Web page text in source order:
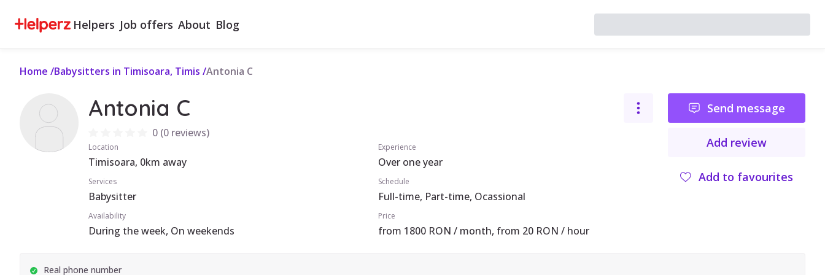
Helpers Job offers About Blog
Home /Babysitters in Timisoara, Timis /Antonia C
Antonia C
0(0 reviews)
Location
Timisoara, 0km away
Experience
Over one year
Services
Babysitter
Schedule
Full-time, Part-time, Ocassional
Availability
During the week, On weekends
Price
from 1800 RON / month, from 20 RON / hour
Send message
Add review
Add to favourites
Real phone number